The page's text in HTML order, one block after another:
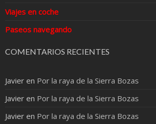
Viajes en coche
Paseos navegando
COMENTARIOS RECIENTES
Javier en Por la raya de la Sierra Bozas
Javier en Por la raya de la Sierra Bozas
Javier en Por la raya de la Sierra Bozas